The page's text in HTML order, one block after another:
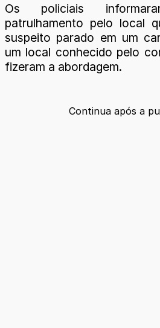
Os policiais
patrulhamento pelo local
suspeito parado em um
um local conhecido pelo
fizeram a abordagem.
Continua após a